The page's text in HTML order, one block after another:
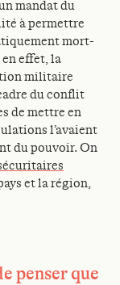
mandat du
à permettre
mort-
en effet, la
militaire
du conflit
de mettre en
l’avaient
du pouvoir. On
et la région,
penser que